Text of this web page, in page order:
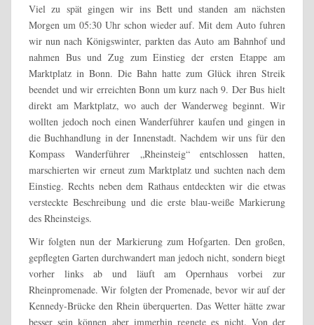
Viel zu spät gingen wir ins Bett und standen am nächsten
Morgen um 05:30 Uhr schon wieder auf. Mit dem Auto fuhren
wir nun nach Königswinter, parkten das Auto am Bahnhof und
nahmen Bus und Zug zum Einstieg der ersten Etappe am
Marktplatz in Bonn. Die Bahn hatte zum Glück ihren Streik
beendet und wir erreichten Bonn um kurz nach 9. Der Bus hielt
direkt am Marktplatz, wo auch der Wanderweg beginnt. Wir
wollten jedoch noch einen Wanderführer kaufen und gingen in
die Buchhandlung in der Innenstadt. Nachdem wir uns für den
Kompass Wanderführer „Rheinsteig“ entschlossen hatten,
marschierten wir erneut zum Marktplatz und suchten nach dem
Einstieg. Rechts neben dem Rathaus entdeckten wir die etwas
versteckte Beschreibung und die erste blau-weiße Markierung
des Rheinsteigs.
Wir folgten nun der Markierung zum Hofgarten. Den großen,
gepflegten Garten durchwandert man jedoch nicht, sondern biegt
vorher links ab und läuft am Opernhaus vorbei zur
Rheinpromenade. Wir folgten der Promenade, bevor wir auf der
Kennedy-Brücke den Rhein überquerten. Das Wetter hätte zwar
besser sein können aber immerhin regnete es nicht. Von der